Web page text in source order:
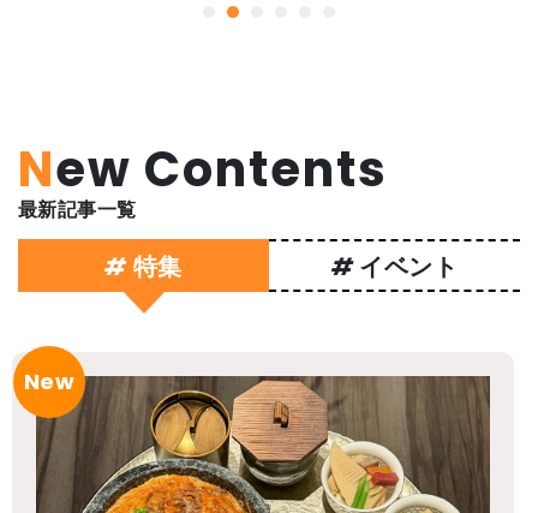
New Contents
最新記事一覧
# 特集 # イベント